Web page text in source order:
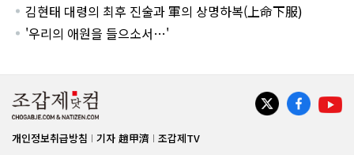
김현태 대령의 최후 진술과 軍의 상명하복(上命下服)
'우리의 애원을 들으소서…'
개인정보취급방침 기자 趙甲濟
조갑제TV